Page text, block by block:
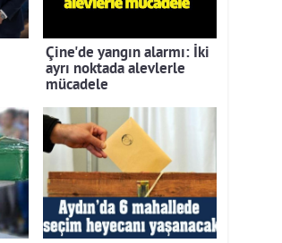
Çine'de yangın alarmı: İki
ayrı noktada alevlerle
mücadele